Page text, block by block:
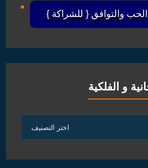
و الفلكية
اختر التصنيف